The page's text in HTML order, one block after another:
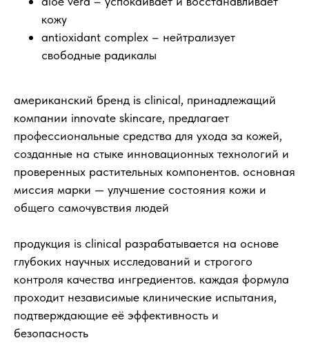
кожу
antioxidant complex – нейтрализует
свободные радикалы
американский бренд is clinical, принадлежащий
компании innovate skincare, предлагает
профессиональные средства для ухода за кожей,
созданные на стыке инновационных технологий и
проверенных растительных компонентов. основная
миссия марки —‍ улучшение состояния кожи и
общего самочувствия людей
продукция is clinical разрабатывается на основе
глубоких научных исследований и строгого
контроля качества ингредиентов. каждая формула
проходит независимые клинические испытания,
подтверждающие её эффективность и
безопасность